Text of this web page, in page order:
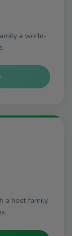
a world-
a host family,